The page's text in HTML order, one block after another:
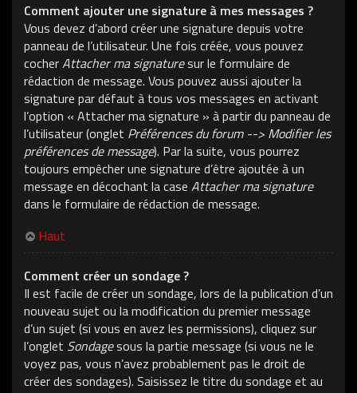
Comment ajouter une signature à mes messages ?
Vous devez d’abord créer une signature depuis votre
panneau de l’utilisateur. Une fois créée, vous pouvez
cocherAttacher ma signaturesur le formulaire de
rédaction de message. Vous pouvez aussi ajouter la
signature par défaut à tous vos messages en activant
l’option « Attacher ma signature » à partir du panneau de
l’utilisateur (onglet Préférences du forum --> Modifier les
préférences de message). Par la suite, vous pourrez
toujours empêcher une signature d’être ajoutée à un
message en décochant la case Attacher ma signature
dans le formulaire de rédaction de message.
Haut
Comment créer un sondage ?
Il est facile de créer un sondage, lors de la publication d’un
nouveau sujet ou la modification du premier message
d’un sujet (si vous en avez les permissions), cliquez sur
l’onglet Sondagesous la partie message (si vous ne le
voyez pas, vous n’avez probablement pas le droit de
créer des sondages). Saisissez le titre du sondage et au